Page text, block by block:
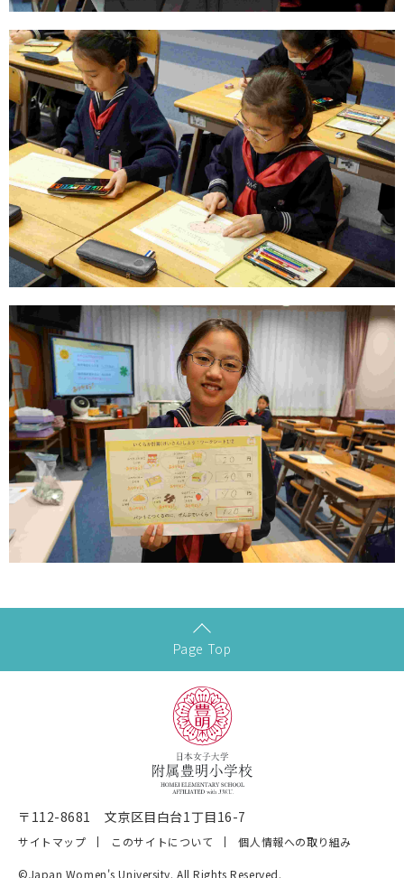
Page Top
〒112-8681 文京区目白台1丁目16-7
サイトマップ このサイトについて 個人情報への取り組み
©Japan Women's University. All Rights Reserved.